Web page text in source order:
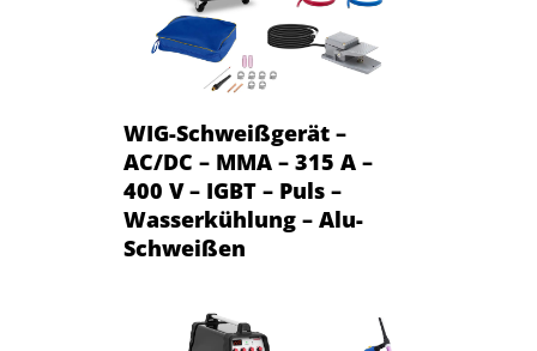
WIG-Schweißgerät –
AC/DC – MMA – 315 A –
400 V – IGBT – Puls –
Wasserkühlung – Alu-
Schweißen